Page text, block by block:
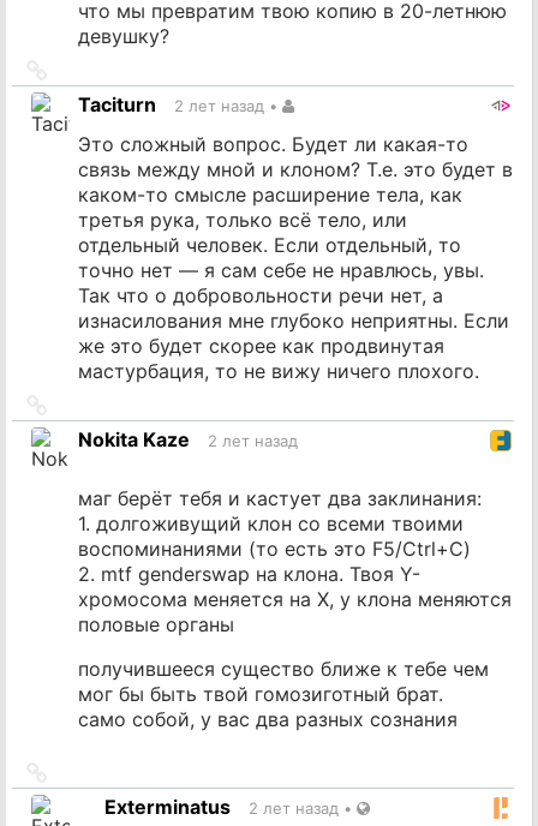
что мы превратим твою копию в 20-летнюю
девушку?
на
источник
Taciturn 2 лет назад •
Это сложный вопрос. Будет ли какая-то
связь между мной и клоном? Т.е. это будет в
каком-то смысле расширение тела, как
третья рука, только всё тело, или
отдельный человек. Если отдельный, то
точно нет — я сам себе не нравлюсь, увы.
Так что о добровольности речи нет, а
изнасилования мне глубоко неприятны. Если
же это будет скорее как продвинутая
мастурбация, то не вижу ничего плохого.
на
источник
Nokita Kaze 2 лет назад
маг берёт тебя и кастует два заклинания:
1. долгоживущий клон со всеми твоими
воспоминаниями (то есть это F5/Ctrl+C)
2. mtf genderswap на клона. Твоя Y-
хромосома меняется на X, у клона меняются
половые органы
получившееся существо ближе к тебе чем
мог бы быть твой гомозиготный брат.
само собой, у вас два разных сознания
на
источникExterminatus 2 лет назад •